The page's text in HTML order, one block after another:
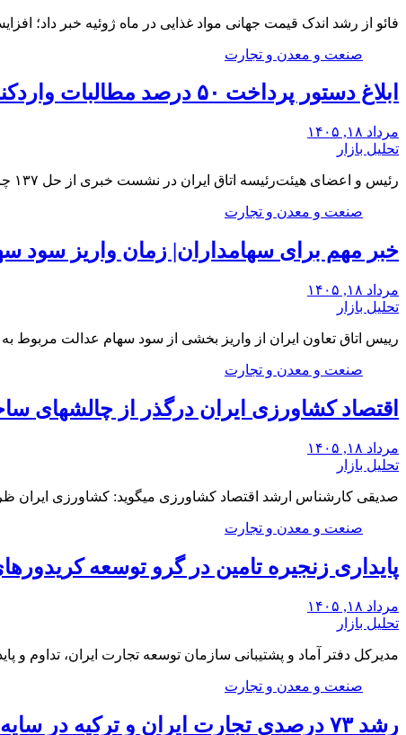
فائو از رشد اندک قیمت جهانی مواد غذایی در ماه ژوئیه خبر داد؛
صنعت و معدن و تجارت
ابلاغ دستور پرداخت ۵۰ درصد مطالبات واردکنندگان کالاهای اساسی به بانک مرکزی و سازمان بودجه
مرداد ۱۸, ۱۴۰۵
تحلیل بازار
رئیس و اعضای هیئت‌رئیسه اتاق ایران در نشست خبری از حل ۱۳۷ چالش تجاری در سال…
صنعت و معدن و تجارت
خبر مهم برای سهامداران| زمان واریز
مرداد ۱۸, ۱۴۰۵
تحلیل بازار
رییس اتاق تعاون ایران از واریز بخشی از سود سهام عدالت
صنعت و معدن و تجارت
اقتصاد کشاورزی ایران درگذر از چالشهای
مرداد ۱۸, ۱۴۰۵
تحلیل بازار
صدیقی کارشناس ارشد اقتصاد کشاورزی میگوید: کشاورزی ایران
صنعت و معدن و تجارت
پایداری زنجیره تامین در گرو توسعه
مرداد ۱۸, ۱۴۰۵
تحلیل بازار
مدیرکل دفتر آماد و پشتیبانی سازمان توسعه تجارت ایران، تداوم و
صنعت و معدن و تجارت
رشد ۷۳ درصدی تجارت ایران و ترکیه در سایه محاصره دریایی